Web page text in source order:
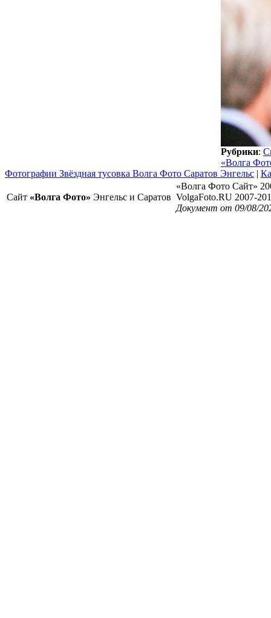
Рубрики:
«Волга
Фотографии Звёздная тусовка Волга Фото Саратов Энгельс |
Сайт «Волга Фото» Энгельс и Саратов
«Волга Фото Сайт»
VolgaFoto.RU 2007-
Документ от 09/08/